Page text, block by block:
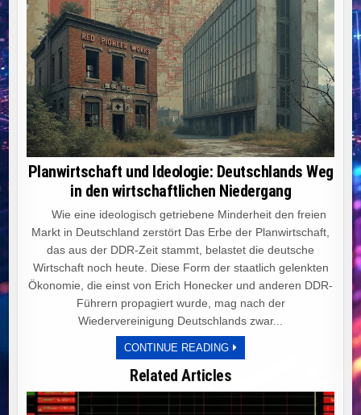
Planwirtschaft und Ideologie: Deutschlands Weg
in den wirtschaftlichen Niedergang
Wie eine ideologisch getriebene Minderheit den freien
Markt in Deutschland zerstört Das Erbe der Planwirtschaft,
das aus der DDR-Zeit stammt, belastet die deutsche
Wirtschaft noch heute. Diese Form der staatlich gelenkten
Ökonomie, die einst von Erich Honecker und anderen DDR-
Führern propagiert wurde, mag nach der
Wiedervereinigung Deutschlands zwar...
CONTINUE READINGPLANWIRTSCHAFT
UND
DEUTSCHLANDS
DEN
Related Articles